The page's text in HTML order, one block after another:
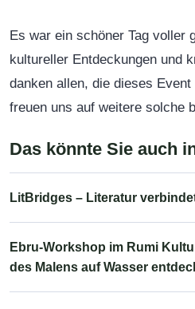
Es war ein schöner Tag voller
kultureller Entdeckungen und
danken allen, die dieses
freuen uns auf weitere solche
Das könnte Sie auch
LitBridges – Literatur
Ebru-Workshop im Rumi
des Malens auf Wasser